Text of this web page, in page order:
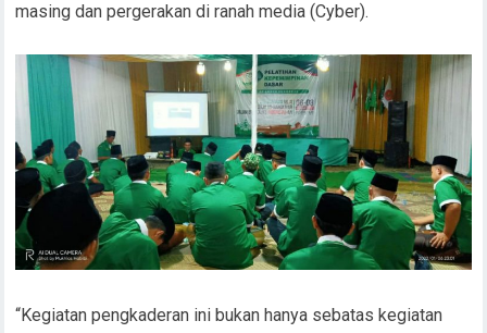
masing dan pergerakan di ranah media (Cyber).
“Kegiatan pengkaderan ini bukan hanya sebatas kegiatan